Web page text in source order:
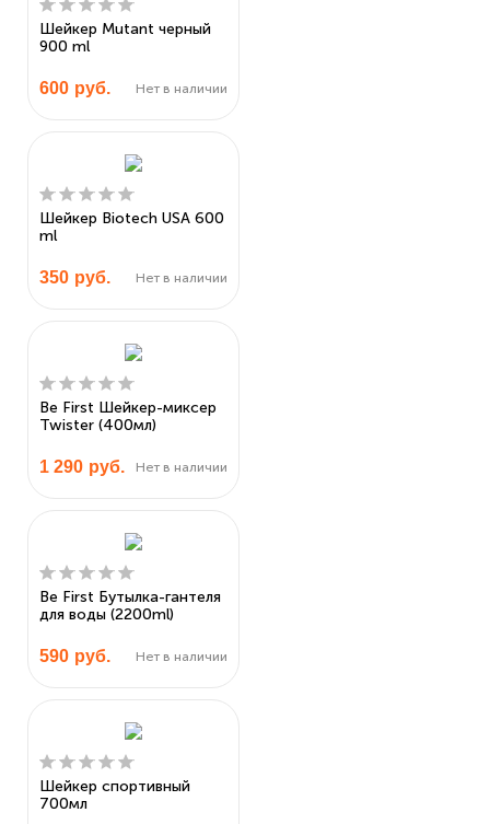
Шейкер Mutant черный
900 ml
600 руб. Нет в наличии
Шейкер Biotech USA 600
ml
350 руб. Нет в наличии
Be First Шейкер-миксер
Twister (400мл)
1 290 руб. Нет в наличии
Be First Бутылка-гантеля
для воды (2200ml)
590 руб. Нет в наличии
Шейкер спортивный
700мл